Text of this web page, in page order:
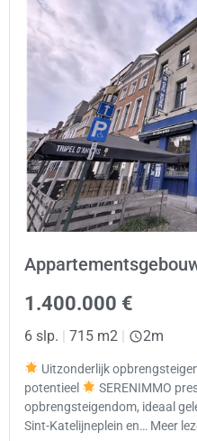
1.400.000 €
6 slp. | 715 m2 | 2m
Uitzonderlijk
potentieel
SERENIMMO
opbrengsteigendom, ideaal
Sint-Katelijneplein en… Meer